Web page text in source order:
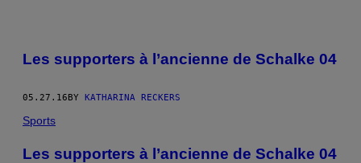
POSTS
THIS
AUTHOR
Les supporters à l’ancienne de Schalke 04
05.27.16BY KATHARINA RECKERS
Sports
Les supporters à l’ancienne de Schalke 04